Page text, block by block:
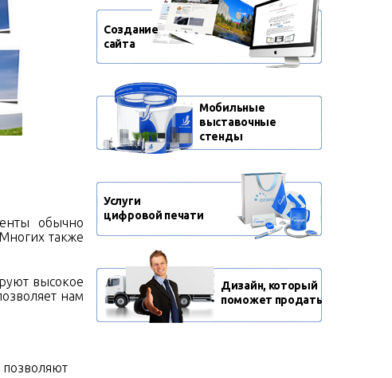
обычно
также
высокое
нам
Создание
сайта
Мобильные
выставочные
стенды
Услуги
цифровой печати
Дизайн, который
поможет продать